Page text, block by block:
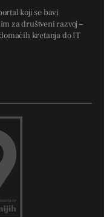
koji se bavi
za društveni razvoj –
kretanja do IT